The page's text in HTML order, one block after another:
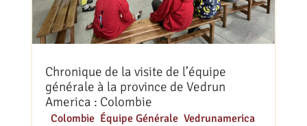
Chronique de la visite de l’équipe
générale à la province de Vedrun
America : Colombie
Colombie, Équipe Générale, Vedrunamerica